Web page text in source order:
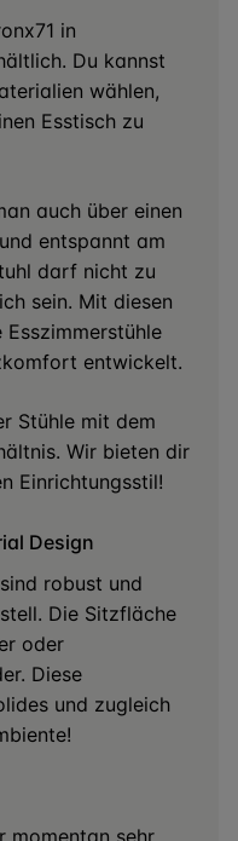
in
Du kannst
wählen,
Esstisch zu
auch über einen
entspannt am
darf nicht zu
sein. Mit diesen
entwickelt.
Stühle mit dem
Wir bieten dir
Einrichtungsstil!
Design
sind robust und
Die Sitzfläche
oder
Diese
und zugleich
momentan sehr